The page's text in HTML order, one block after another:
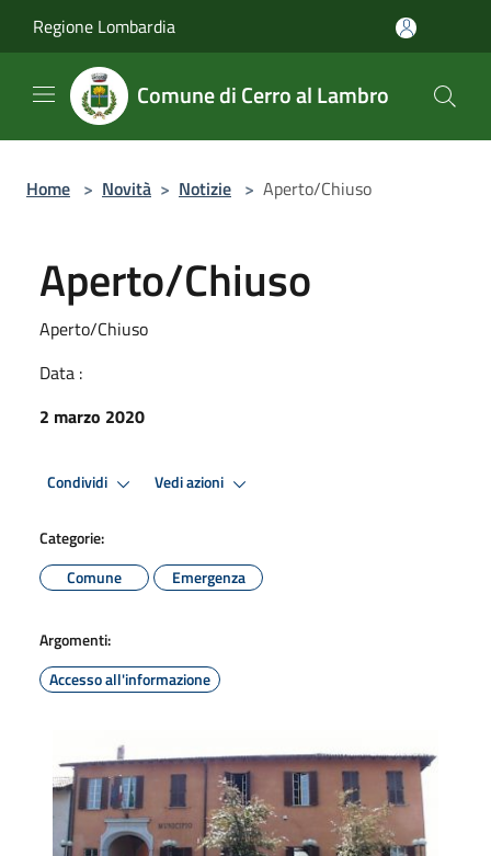
Regione Lombardia
Comune di Cerro al Lambro
Home > Novità > Notizie > Aperto/Chiuso
Aperto/Chiuso
Aperto/Chiuso
Data :
2 marzo 2020
Condividi Vedi azioni
Categorie:
Comune
Emergenza
Argomenti:
Accesso all'informazione